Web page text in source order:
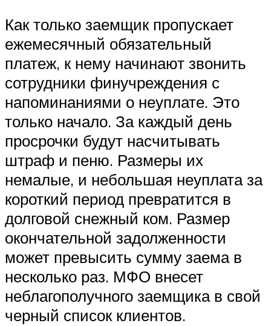
Как только заемщик пропускает
ежемесячный обязательный
платеж, к нему начинают звонить
сотрудники финучреждения с
напоминаниями о неуплате. Это
только начало. За каждый день
просрочки будут насчитывать
штраф и пеню. Размеры их
немалые, и небольшая неуплата за
короткий период превратится в
долговой снежный ком. Размер
окончательной задолженности
может превысить сумму заема в
несколько раз. МФО внесет
неблагополучного заемщика в свой
черный список клиентов.